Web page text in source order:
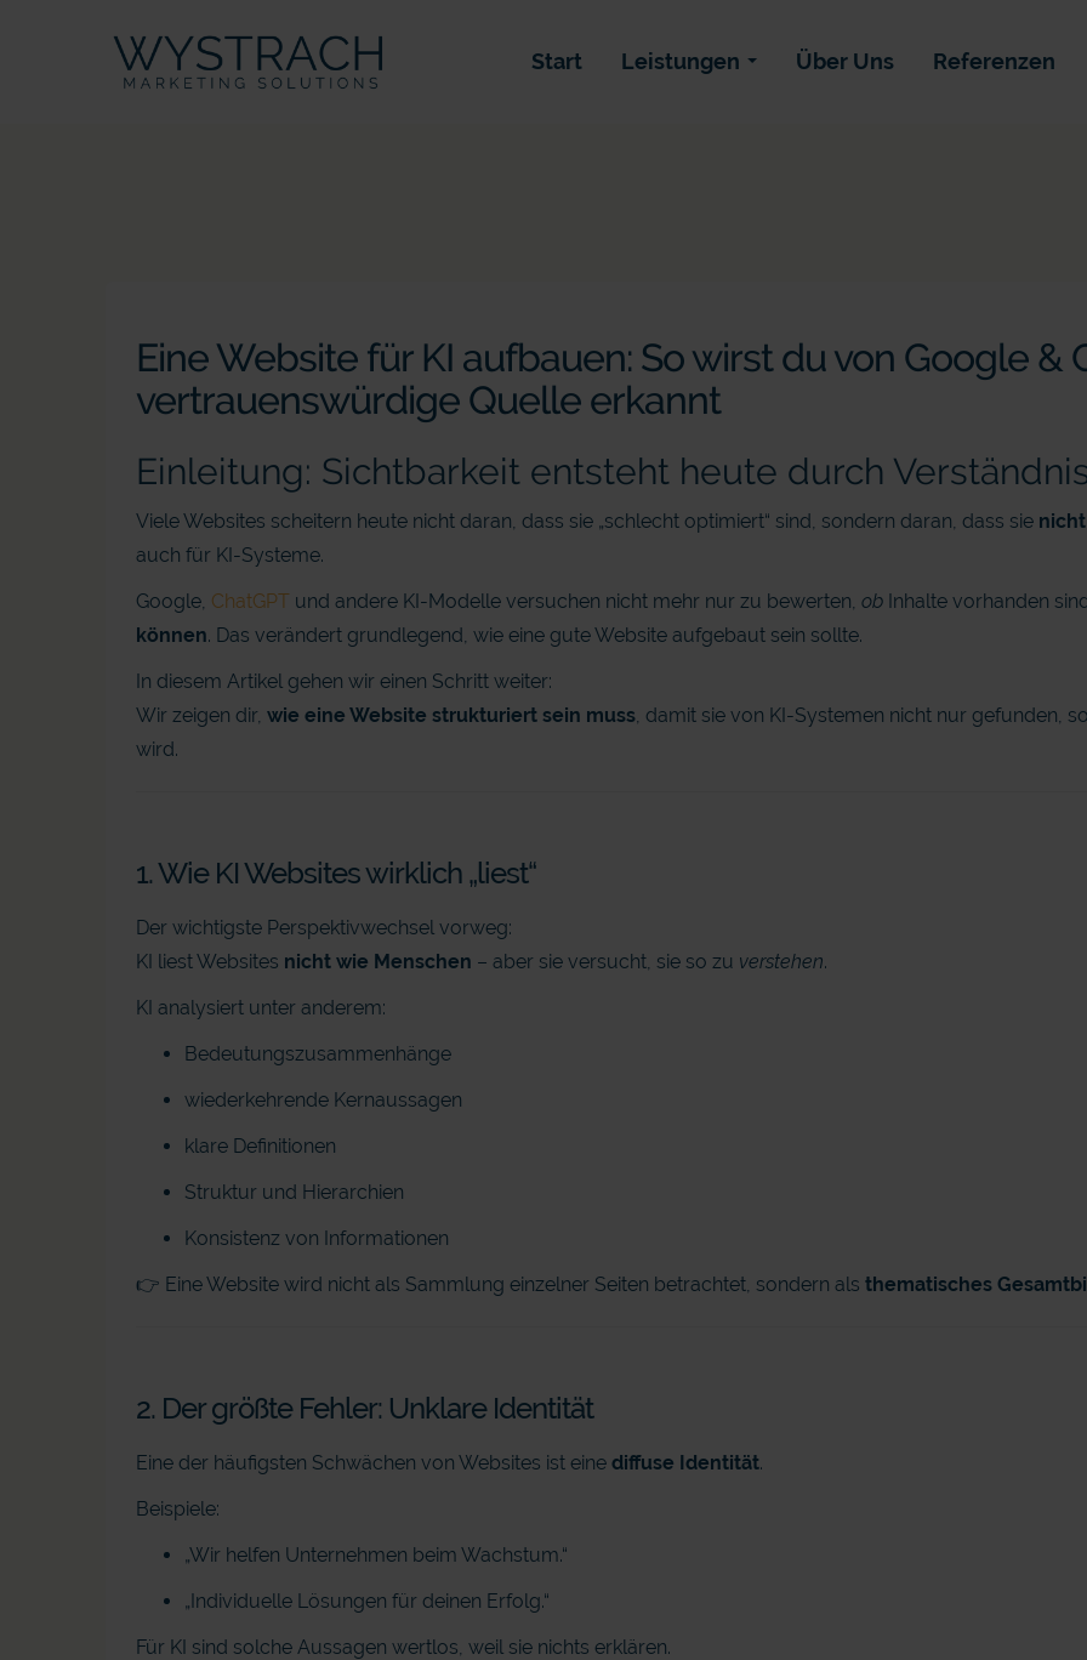
Start Leistungen Über Uns Referenzen
Eine Website für KI aufbauen: So wirst du von Google &
vertrauenswürdige Quelle erkannt
Einleitung: Sichtbarkeit entsteht heute durch
Viele Websites scheitern heute nicht daran, dass sie „schlecht optimiert“ sind, sondern daran, dass sie
auch für KI-Systeme.
Google, ChatGPT und andere KI-Modelle versuchen nicht mehr nur zu bewerten, ob Inhalte vorhanden
können. Das verändert grundlegend, wie eine gute Website aufgebaut sein sollte.
In diesem Artikel gehen wir einen Schritt weiter:
Wir zeigen dir, wie eine Website strukturiert sein muss, damit sie von KI-Systemen nicht nur gefunden,
wird.
1. Wie KI Websites wirklich „liest“
Der wichtigste Perspektivwechsel vorweg:
KI liest Websites nicht wie Menschen – aber sie versucht, sie so zu verstehen.
KI analysiert unter anderem:
Bedeutungszusammenhänge
wiederkehrende Kernaussagen
klare Definitionen
Struktur und Hierarchien
Konsistenz von Informationen
👉 Eine Website wird nicht als Sammlung einzelner Seiten betrachtet, sondern als thematisches
2. Der größte Fehler: Unklare Identität
Eine der häufigsten Schwächen von Websites ist eine diffuse Identität.
Beispiele:
„Wir helfen Unternehmen beim Wachstum.“
„Individuelle Lösungen für deinen Erfolg.“
Für KI sind solche Aussagen wertlos, weil sie nichts erklären.